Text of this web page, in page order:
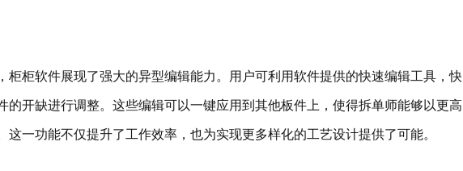
柜软件展现了强大的异型编辑能力。用户可利用软件提供的快速编辑工具，快
的开缺进行调整。这些编辑可以一键应用到其他板件上，使得拆单师能够以更高
这一功能不仅提升了工作效率，也为实现更多样化的工艺设计提供了可能。